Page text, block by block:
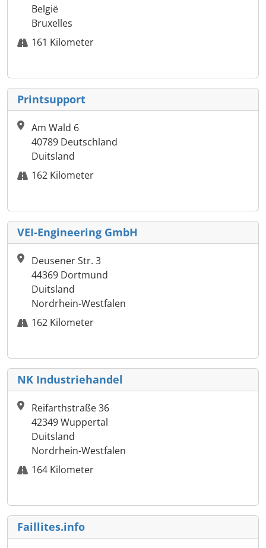
België
Bruxelles
161 Kilometer
Printsupport
Am Wald 6
40789 Deutschland
Duitsland
162 Kilometer
VEI-Engineering GmbH
Deusener Str. 3
44369 Dortmund
Duitsland
Nordrhein-Westfalen
162 Kilometer
NK Industriehandel
Reifarthstraße 36
42349 Wuppertal
Duitsland
Nordrhein-Westfalen
164 Kilometer
Faillites.info